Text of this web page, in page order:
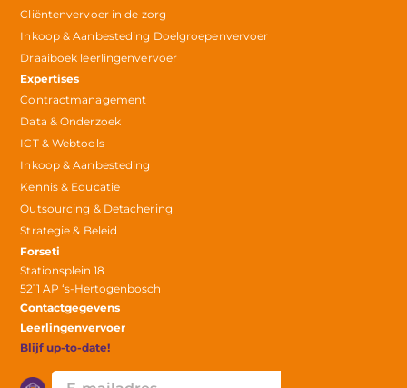
Cliëntenvervoer in de zorg
Inkoop & Aanbesteding Doelgroepenvervoer
Draaiboek leerlingenvervoer
Expertises
Contractmanagement
Data & Onderzoek
ICT & Webtools
Inkoop & Aanbesteding
Kennis & Educatie
Outsourcing & Detachering
Strategie & Beleid
Forseti
Stationsplein 18
5211 AP ‘s-Hertogenbosch
Contactgegevens
Leerlingenvervoer
Blijf up-to-date!